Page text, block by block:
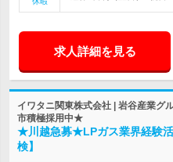
求人詳細を見る
イワタニ関東株式会社 | 岩谷産業
市積極採用中★
★川越急募★LPガス業界経験
検】